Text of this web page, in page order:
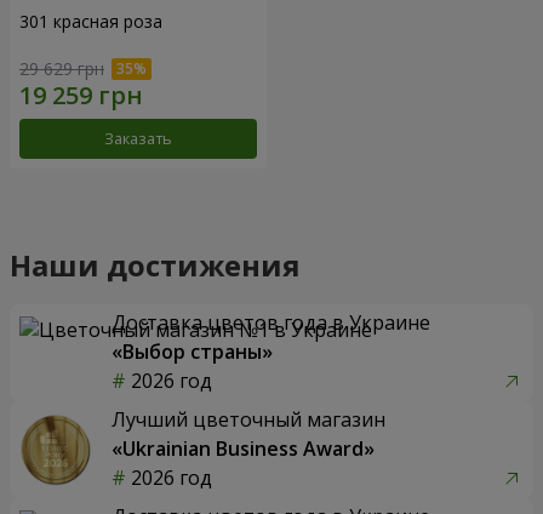
301 красная роза
29 629 грн
Заказать
Наши достижения
Доставка цветов года в Украине
«Выбор страны»
2026 год
Лучший цветочный магазин
«Ukrainian Business Award»
2026 год